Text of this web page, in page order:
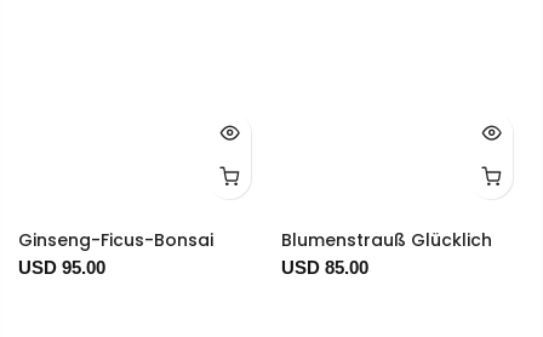
Ginseng-Ficus-Bonsai
USD 95.00
Blumenstrauß Glücklich
USD 85.00